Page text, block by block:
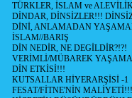
TÜRKLER, İSLAM ve
DİNDAR, DİNSİZLER!!!
DİNİ, ANLAMADAN
İSLAM//BARIŞ
DİN NEDİR, NE DEGİLDİR?!?!
VERİMLİ/MÜBAREK
DİN ETKİSİ!!!
KUTSALLAR HİYERARŞİSİ -1
FESAT/FİTNE'NİN MALİYETİ!!!